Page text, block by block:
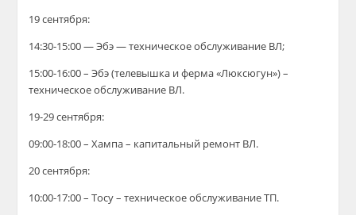
19 сентября:
14:30-15:00 — Эбэ — техническое обслуживание ВЛ;
15:00-16:00 – Эбэ (телевышка и ферма «Люксюгун») –
техническое обслуживание ВЛ.
19-29 сентября:
09:00-18:00 – Хампа – капитальный ремонт ВЛ.
20 сентября:
10:00-17:00 – Тосу – техническое обслуживание ТП.